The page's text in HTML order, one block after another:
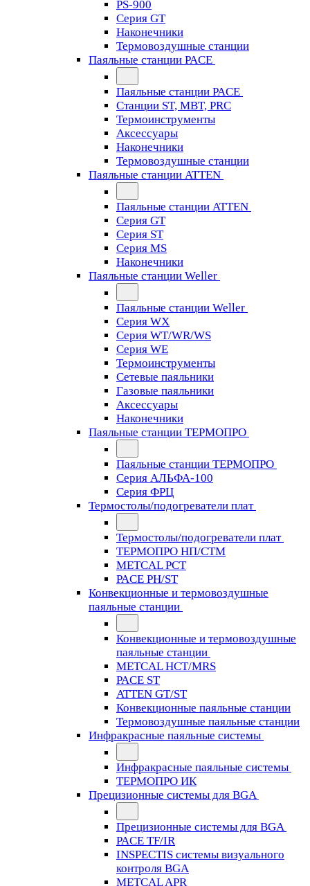
PS-900
Серия GT
Наконечники
Термовоздушные станции
Паяльные станции PACE
Паяльные станции PACE
Станции ST, MBT, PRC
Термоинструменты
Аксессуары
Наконечники
Термовоздушные станции
Паяльные станции ATTEN
Паяльные станции ATTEN
Серия GT
Серия ST
Серия MS
Наконечники
Паяльные станции Weller
Паяльные станции Weller
Серия WX
Серия WT/WR/WS
Серия WE
Термоинструменты
Сетевые паяльники
Газовые паяльники
Аксессуары
Наконечники
Паяльные станции ТЕРМОПРО
Паяльные станции ТЕРМОПРО
Серия АЛЬФА-100
Серия ФРЦ
Термостолы/подогреватели плат
Термостолы/подогреватели плат
ТЕРМОПРО НП/СТМ
METCAL PCT
PACE PH/ST
Конвекционные и термовоздушные
паяльные станции
Конвекционные и термовоздушные
паяльные станции
METCAL HCT/MRS
PACE ST
ATTEN GT/ST
Конвекционные паяльные станции
Термовоздушные паяльные станции
Инфракрасные паяльные системы
Инфракрасные паяльные системы
ТЕРМОПРО ИК
Прецизионные системы для BGA
Прецизионные системы для BGA
PACE TF/IR
INSPECTIS системы визуального
контроля BGA
METCAL APR